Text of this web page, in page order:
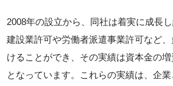
2008年の設立から、同社は着実に成長
建設業許可や労働者派遣事業許可など
けることができ、その実績は資本金の
となっています。これらの実績は、企